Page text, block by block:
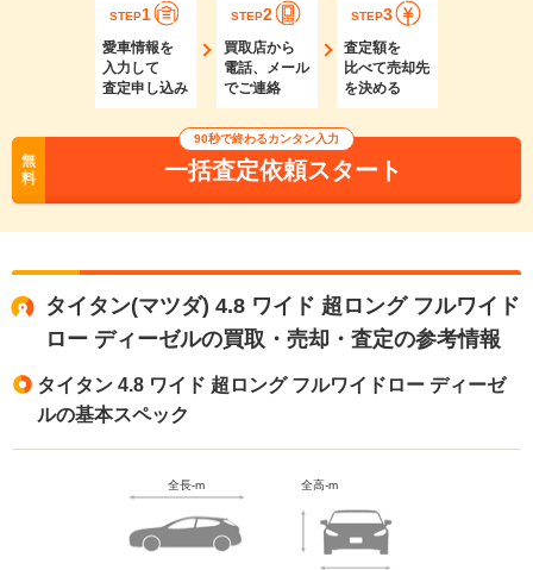
STEP1
愛車情報を
入力して
査定申し込み
STEP2
買取店から
電話、メール
でご連絡
STEP3
査定額を
比べて売却先
を決める
無
料
90秒で終わるカンタン入力
一括査定依頼スタート
タイタン(マツダ) 4.8 ワイド 超ロング フルワイド
ロー ディーゼルの買取・売却・査定の参考情報
タイタン 4.8 ワイド 超ロング フルワイドロー ディーゼ
ルの基本スペック
全長-m 全高-m